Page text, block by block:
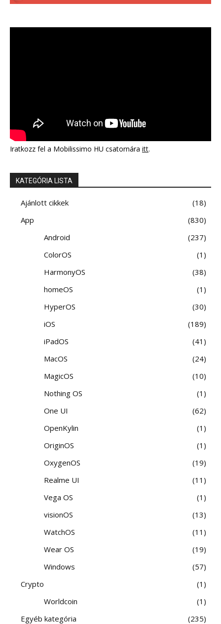
Iratkozz fel a Mobilissimo HU csatornára itt.
KATEGÓRIA LISTA
Ajánlott cikkek
18
App
830
Android
237
ColorOS
1
HarmonyOS
38
homeOS
1
HyperOS
30
iOS
189
iPadOS
41
MacOS
24
MagicOS
10
Nothing OS
1
One UI
62
OpenKylin
1
OriginOS
1
OxygenOS
19
Realme UI
11
Vega OS
1
visionOS
13
WatchOS
11
Wear OS
19
Windows
57
Crypto
1
Worldcoin
1
Egyéb kategória
235